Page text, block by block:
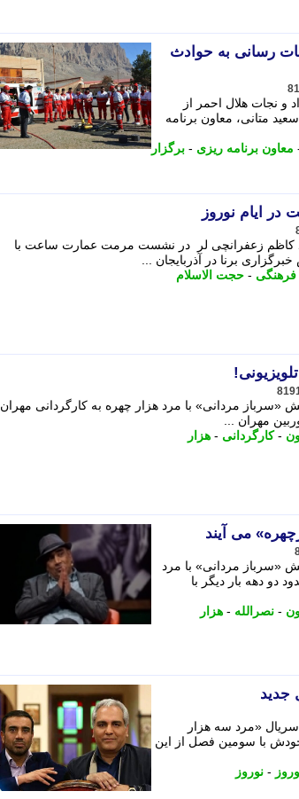
رسانی به حوادث
و نجات هلال احمر از
متانی، معاون برنامه
معاون برنامه ریزی - برگزار
کاظم زعفرانچی لر در نشست مرمت عمارت ساعت با
برنا در آذربایجان ...
فرهنگی - حجت الاسلام
«سرباز مردانی» با مرد هزار چهره به کارگردانی مهران
مهران ...
-کارگردانی - هزار
می آیند
«سرباز مردانی» با مرد
دو دهه بار دیگر با
- نصرالله - هزار
«مرد سه هزار
خودش با سومین فصل از این
- نوروز